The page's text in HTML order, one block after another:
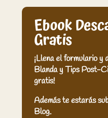
Ebook
Gratis
¡Llena el formulario y
Blanda y Tips Post-
gratis!
Además te estarás
Blog.